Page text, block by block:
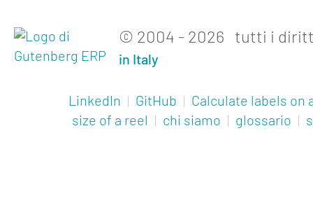
© 2004 - 2026 tutti i
in Italy
LinkedIn GitHub
Calculate labels on
size of a reel
chi siamo glossario